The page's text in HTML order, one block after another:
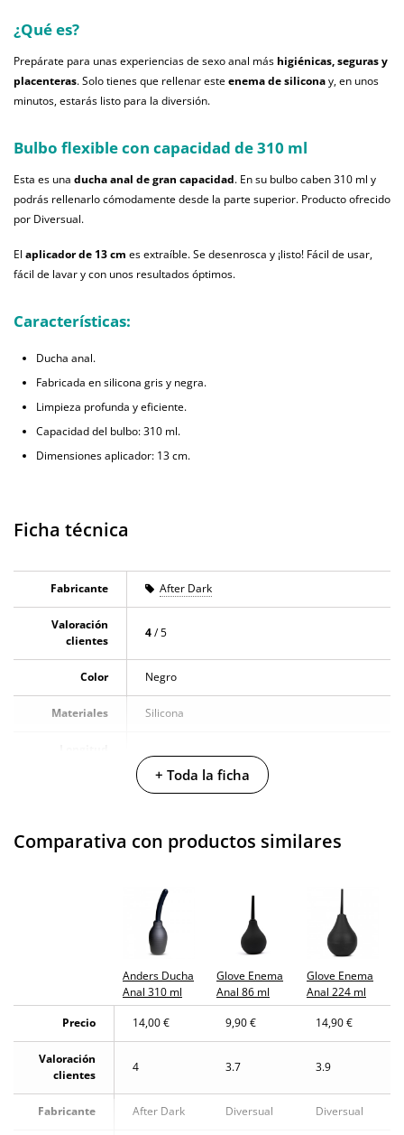
¿Qué es?
Prepárate para unas experiencias de sexo anal más higiénicas, seguras y
placenteras. Solo tienes que rellenar esteenema de siliconay, en unos
minutos, estarás listo para la diversión.
Bulbo flexible con capacidad de 310 ml
Esta es una ducha anal de gran capacidad. En su bulbo caben 310 ml y
podrás rellenarlo cómodamente desde la parte superior. Producto ofrecido
por Diversual.
El aplicador de 13 cm es extraíble. Se desenrosca y ¡listo! Fácil de usar,
fácil de lavar y con unos resultados óptimos.
Características:
Ducha anal.
Fabricada en silicona gris y negra.
Limpieza profunda y eficiente.
Capacidad del bulbo: 310 ml.
Dimensiones aplicador: 13 cm.
Ficha técnica
Fabricante After Dark
Valoración
clientes
4/ 5
Color Negro
Materiales Silicona
13 cm
Resistente al
100% sumergible
Paquete discreto y sin distintivos
Garantías 3 años de garantía
Producto
original
¿Cuándo lo
+ Toda la ficha
Comparativa con productos similares
Anders Ducha
Anal 310 ml
Glove Enema
Anal 86 ml
Glove Enema
Anal 224 ml
Precio
14,00 € 9,90 € 14,90 €
Valoración
clientes
4 3.7 3.9
Fabricante After Dark Diversual Diversual